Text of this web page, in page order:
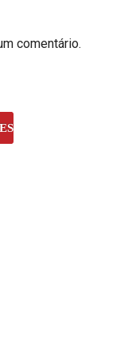
comentário.